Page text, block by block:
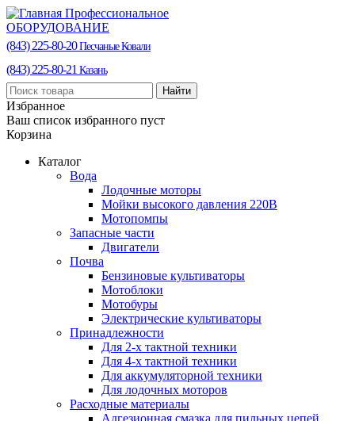
Профессиональное
ОБОРУДОВАНИЕ
(843) 225-80-20Песчаные Ковали
(843) 225-80-21 Казань
Найти
Избранное
Ваш список избранного пуст
Корзина
Каталог
Вода
Лодочные моторы
Мойки высокого давления 220В
Мотопомпы
Запасные части
Двигатели
Почва
Бензиновые культиваторы
Мотоблоки
Мотобуры
Электрические культиваторы
Принадлежности
Для 2-х тактной техники
Для 4-х тактной техники
Для аккумуляторной техники
Для лодочных моторов
Расходные материалы
Адгезионная смазка для пильных цепей